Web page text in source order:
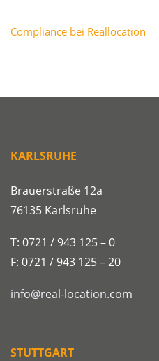
Compliance bei Reallocation
KARLSRUHE
Brauerstraße 12a
76135 Karlsruhe
T: 0721 / 943 125 – 0
F: 0721 / 943 125 – 20
info@real-location.com
STUTTGART